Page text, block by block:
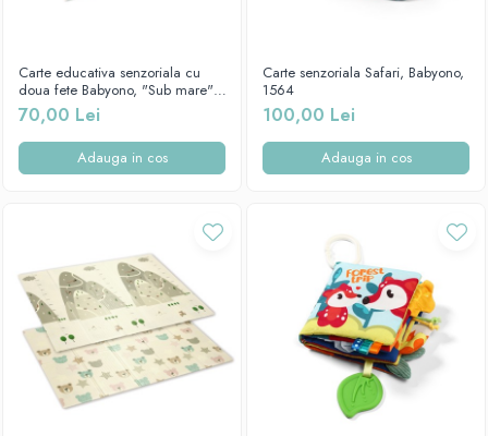
Carte educativa senzoriala cu
doua fete Babyono, "Sub mare",
1563
70,00 Lei
Adauga in cos
Carte senzoriala Safari, Babyono,
1564
100,00 Lei
Adauga in cos